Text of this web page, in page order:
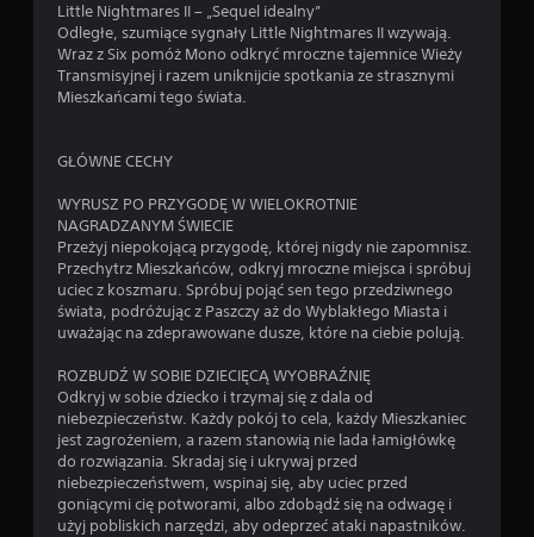
Little Nightmares II – „Sequel idealny”
Odległe, szumiące sygnały Little Nightmares II wzywają.
Wraz z Six pomóż Mono odkryć mroczne tajemnice Wieży
Transmisyjnej i razem uniknijcie spotkania ze strasznymi
Mieszkańcami tego świata.
GŁÓWNE CECHY
WYRUSZ PO PRZYGODĘ W WIELOKROTNIE
NAGRADZANYM ŚWIECIE
Przeżyj niepokojącą przygodę, której nigdy nie zapomnisz.
Przechytrz Mieszkańców, odkryj mroczne miejsca i spróbuj
uciec z koszmaru. Spróbuj pojąć sen tego przedziwnego
świata, podróżując z Paszczy aż do Wyblakłego Miasta i
uważając na zdeprawowane dusze, które na ciebie polują.
ROZBUDŹ W SOBIE DZIECIĘCĄ WYOBRAŹNIĘ
Odkryj w sobie dziecko i trzymaj się z dala od
niebezpieczeństw. Każdy pokój to cela, każdy Mieszkaniec
jest zagrożeniem, a razem stanowią nie lada łamigłówkę
do rozwiązania. Skradaj się i ukrywaj przed
niebezpieczeństwem, wspinaj się, aby uciec przed
goniącymi cię potworami, albo zdobądź się na odwagę i
użyj pobliskich narzędzi, aby odeprzeć ataki napastników.